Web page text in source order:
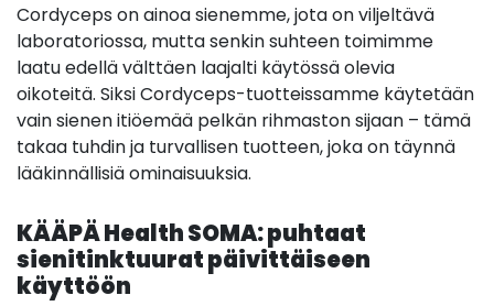
Cordyceps on ainoa sienemme, jota on viljeltävä
laboratoriossa, mutta senkin suhteen toimimme
laatu edellä välttäen laajalti käytössä olevia
oikoteitä. Siksi Cordyceps-tuotteissamme käytetään
vain sienen itiöemää pelkän rihmaston sijaan – tämä
takaa tuhdin ja turvallisen tuotteen, joka on täynnä
lääkinnällisiä ominaisuuksia.
KÄÄPÄ Health SOMA: puhtaat
sienitinktuurat päivittäiseen
käyttöön